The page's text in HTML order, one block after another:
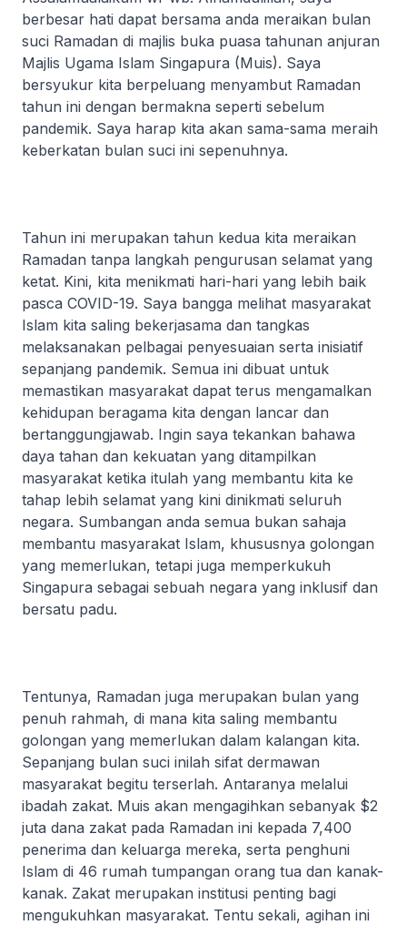
berbesar hati dapat bersama anda meraikan bulan
suci Ramadan di majlis buka puasa tahunan anjuran
Majlis Ugama Islam Singapura (Muis). Saya
bersyukur kita berpeluang menyambut Ramadan
tahun ini dengan bermakna seperti sebelum
pandemik. Saya harap kita akan sama-sama meraih
keberkatan bulan suci ini sepenuhnya.
Tahun ini merupakan tahun kedua kita meraikan
Ramadan tanpa langkah pengurusan selamat yang
ketat. Kini, kita menikmati hari-hari yang lebih baik
pasca COVID-19. Saya bangga melihat masyarakat
Islam kita saling bekerjasama dan tangkas
melaksanakan pelbagai penyesuaian serta inisiatif
sepanjang pandemik. Semua ini dibuat untuk
memastikan masyarakat dapat terus mengamalkan
kehidupan beragama kita dengan lancar dan
bertanggungjawab. Ingin saya tekankan bahawa
daya tahan dan kekuatan yang ditampilkan
masyarakat ketika itulah yang membantu kita ke
tahap lebih selamat yang kini dinikmati seluruh
negara. Sumbangan anda semua bukan sahaja
membantu masyarakat Islam, khususnya golongan
yang memerlukan, tetapi juga memperkukuh
Singapura sebagai sebuah negara yang inklusif dan
bersatu padu.
Tentunya, Ramadan juga merupakan bulan yang
penuh rahmah, di mana kita saling membantu
golongan yang memerlukan dalam kalangan kita.
Sepanjang bulan suci inilah sifat dermawan
masyarakat begitu terserlah. Antaranya melalui
ibadah zakat. Muis akan mengagihkan sebanyak $2
juta dana zakat pada Ramadan ini kepada 7,400
penerima dan keluarga mereka, serta penghuni
Islam di 46 rumah tumpangan orang tua dan kanak-
kanak. Zakat merupakan institusi penting bagi
mengukuhkan masyarakat. Tentu sekali, agihan ini